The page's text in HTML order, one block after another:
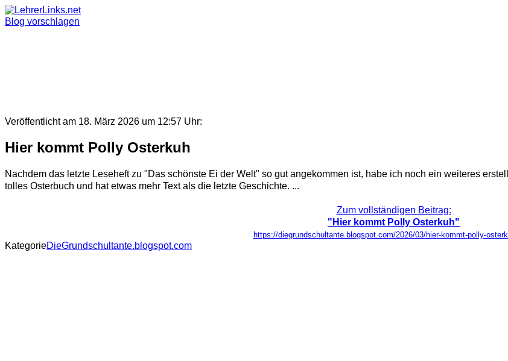
Skip
to
Blog vorschlagen
Veröffentlicht am 18. März 2026 um 12:57 Uhr:
Hier kommt Polly Osterkuh
Nachdem das letzte Leseheft zu "Das schönste Ei der Welt" so gut angekommen ist, habe ich noch ein weiteres
tolles Osterbuch und hat etwas mehr Text als die letzte Geschichte. ...
Zum vollständigen Beitrag:
"Hier kommt Polly Osterkuh"
https://diegrundschultante.blogspot.com/2026/03/hier-kommt-polly-
KategorieDieGrundschultante.blogspot.com